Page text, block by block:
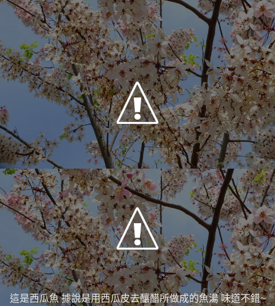
這是西瓜魚 據說是用西瓜皮去釀醋所做成的魚湯 味道不錯~